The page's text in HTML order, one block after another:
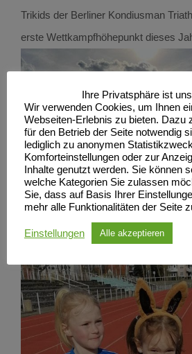
Trikids der Berliner Kondiusman
erste Wettkampfhöhepunkt dieses
Ihre Privatsphäre ist
Wir verwenden Cookies, um Ihnen
Webseiten-Erlebnis zu bieten. Dazu
für den Betrieb der Seite notwendig
lediglich zu anonymen
Komforteinstellungen oder zur
Inhalte genutzt werden. Sie können
welche Kategorien Sie zulassen
Sie, dass auf Basis Ihrer
mehr alle Funktionalitäten der Seite
Einstellungen Alle akzeptieren